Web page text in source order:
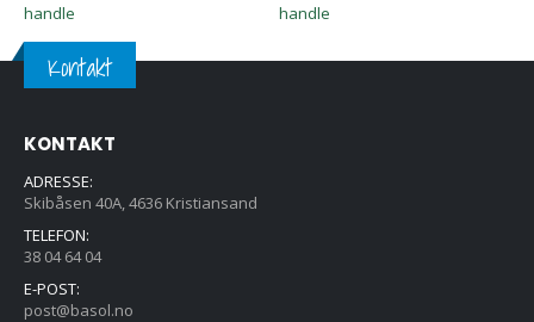
handle
handle
Kontakt
KONTAKT
ADRESSE:
Skibåsen 40A, 4636 Kristiansand
TELEFON:
38 04 64 04
E-POST:
post@basol.no